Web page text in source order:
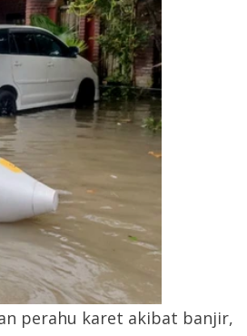
perahu karet akibat banjir,